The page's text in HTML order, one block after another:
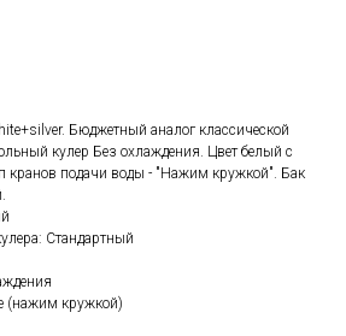
Бюджетный аналог классической
кулер Без охлаждения. Цвет белый с
кранов подачи воды - "Нажим кружкой". Бак
Стандартный
(нажим кружкой)